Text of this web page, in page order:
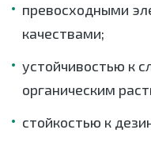
превосходными
качествами;
устойчивостью к
органическим
стойкостью к